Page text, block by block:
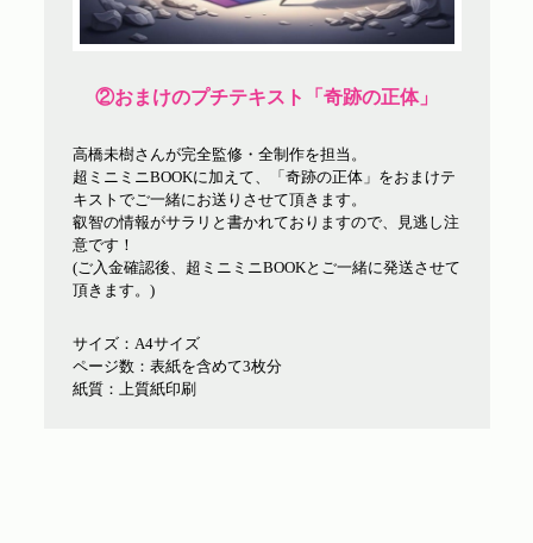
②おまけのプチテキスト「奇跡の正体」
高橋未樹さんが完全監修・全制作を担当。
超ミニミニBOOKに加えて、「奇跡の正体」をおまけテ
キストでご一緒にお送りさせて頂きます。
叡智の情報がサラリと書かれておりますので、見逃し注
意です！
(ご入金確認後、超ミニミニBOOKとご一緒に発送させて
頂きます。)
サイズ：A4サイズ
ページ数：表紙を含めて3枚分
紙質：上質紙印刷